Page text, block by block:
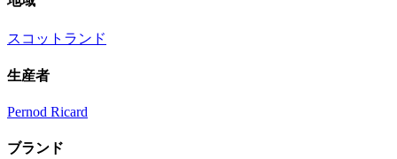
スコットランド
生産者
Pernod Ricard
ブランド